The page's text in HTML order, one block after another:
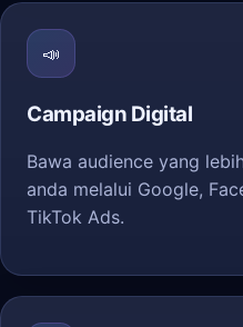
📣
Campaign Digital
Bawa audience yang
anda melalui Google,
TikTok Ads.